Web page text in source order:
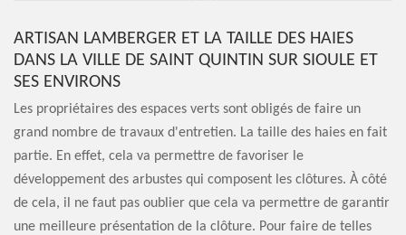
ARTISAN LAMBERGER ET LA TAILLE DES HAIES
DANS LA VILLE DE SAINT QUINTIN SUR SIOULE ET
SES ENVIRONS
Les propriétaires des espaces verts sont obligés de faire un
grand nombre de travaux d'entretien. La taille des haies en fait
partie. En effet, cela va permettre de favoriser le
développement des arbustes qui composent les clôtures. À côté
de cela, il ne faut pas oublier que cela va permettre de garantir
une meilleure présentation de la clôture. Pour faire de telles